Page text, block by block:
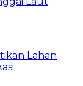
Lahan